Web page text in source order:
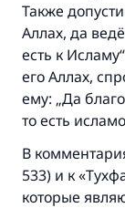
Также
Аллах, да
есть к
его Аллах,
ему: „Да
то есть
В
533) и к
которые